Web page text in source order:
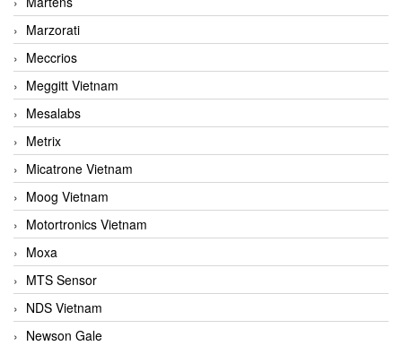
Marzorati
Meccrios
Meggitt Vietnam
Mesalabs
Metrix
Micatrone Vietnam
Moog Vietnam
Motortronics Vietnam
Moxa
MTS Sensor
NDS Vietnam
Newson Gale